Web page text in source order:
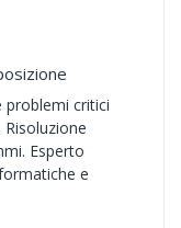
problemi critici
Esperto
e